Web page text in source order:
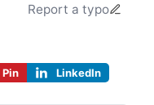
Report a typo
Pin LinkedIn